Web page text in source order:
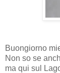
Buongiorno
Non so se
ma qui sul